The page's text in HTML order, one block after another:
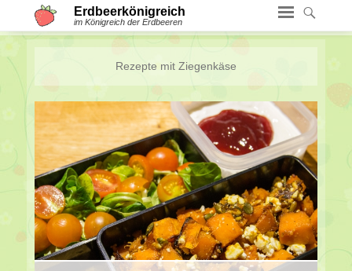
Erdbeerkönigreich
im Königreich der Erdbeeren
Rezepte mit Ziegenkäse